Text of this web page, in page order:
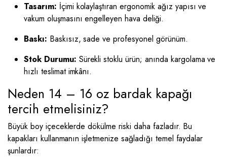
Tasarım: İçimi kolaylaştıran ergonomik ağız yapısı ve
vakum oluşmasını engelleyen hava deliği.
Baskı: Baskısız, sade ve profesyonel görünüm.
Stok Durumu: Sürekli stoklu ürün; anında kargolama ve
hızlı teslimat imkânı.
Neden 14 – 16 oz bardak kapağı
tercih etmelisiniz?
Büyük boy içeceklerde dökülme riski daha fazladır. Bu
kapakları kullanmanın işletmenize sağladığı temel faydalar
şunlardır: